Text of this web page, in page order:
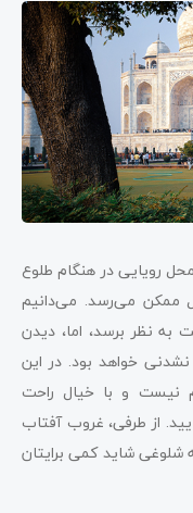
رویایی در هنگام طلوع
ممکن می‌رسد. می‌دانیم
نظر برسد، اما، دیدن
خواهد بود. در این
نیست و با خیال راحت
از طرفی، غروب آفتاب
شلوغی شاید کمی برایتان